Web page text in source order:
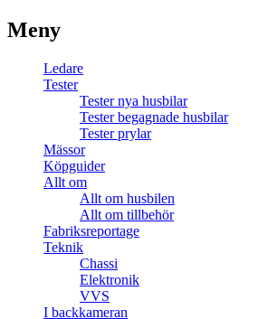
Meny
Ledare
Tester
Tester nya husbilar
Tester begagnade husbilar
Tester prylar
Mässor
Köpguider
Allt om
Allt om husbilen
Allt om tillbehör
Fabriksreportage
Teknik
Chassi
Elektronik
VVS
I backkameran